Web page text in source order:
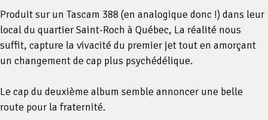
Produit sur un Tascam 388 (en analogique donc !) dans leur
local du quartier Saint-Roch à Québec, La réalité nous
suffit, capture la vivacité du premier jet tout en amorçant
un changement de cap plus psychédélique.
Le cap du deuxième album semble annoncer une belle
route pour la fraternité.